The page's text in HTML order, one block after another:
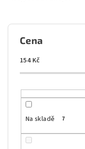
Cena
154Kč
Na skladě 7